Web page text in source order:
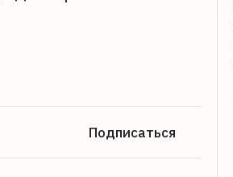
Подписаться